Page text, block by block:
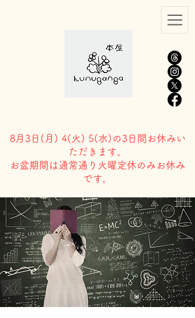
8月3日( 月) 4(火) 5(水)の3日間お休みい
ただきます。
​お盆期間は通常通り火曜定休のみお休み
です。